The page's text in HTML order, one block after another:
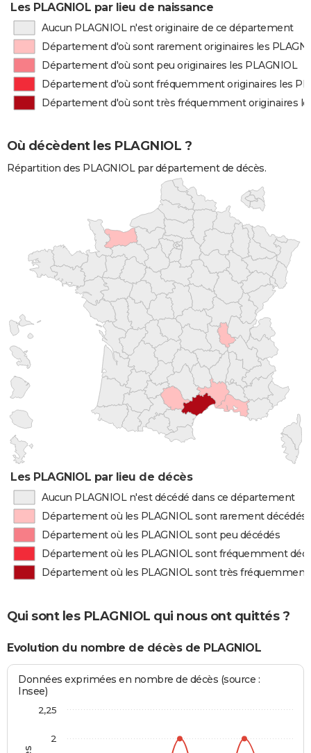
Les PLAGNIOL par lieu de naissance
Aucun PLAGNIOL n'est originaire de ce département
Département d'où sont rarement originaires les
Département d'où sont peu originaires les PLAGNIOL
Département d'où sont fréquemment originaires les
Département d'où sont très fréquemment originaires
Où décèdent les PLAGNIOL ?
Répartition des PLAGNIOL par département de décès.
Les PLAGNIOL par lieu de décès
Aucun PLAGNIOL n'est décédé dans ce département
Département où les PLAGNIOL sont rarement décédés
Département où les PLAGNIOL sont peu décédés
Département où les PLAGNIOL sont fréquemment
Département où les PLAGNIOL sont très fréquemment
Qui sont les PLAGNIOL qui nous ont quittés ?
Evolution du nombre de décès de PLAGNIOL
Données exprimées en nombre de décès (source :
Insee)
2
2,25